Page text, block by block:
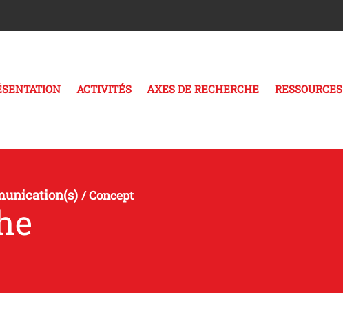
ACTIVITÉS AXES DE RECHERCHE RESSOURCES
/Concept